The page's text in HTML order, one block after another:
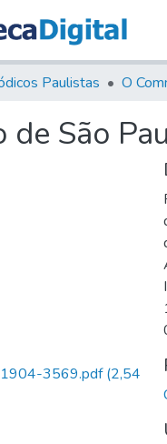
Paulistas O
de São
3569.pdf(2,54